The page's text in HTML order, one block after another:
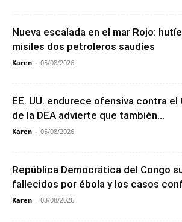
Nueva escalada en el mar Rojo:
misiles dos petroleros saudíes
Karen - 05/08/2026
EE. UU. endurece ofensiva contra
de la DEA advierte que también...
Karen - 05/08/2026
República Democrática del Congo
fallecidos por ébola y los casos
Karen - 03/08/2026